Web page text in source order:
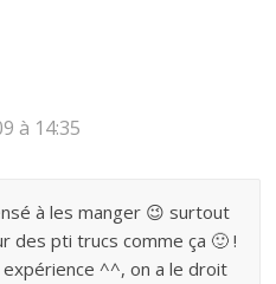
à 14:35
à les manger 😉 surtout
des pti trucs comme ça 🙂 !
^^, on a le droit